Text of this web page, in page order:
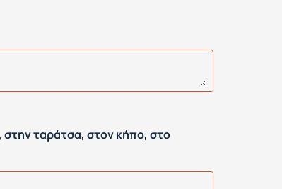
στην ταράτσα, στον κήπο, στο